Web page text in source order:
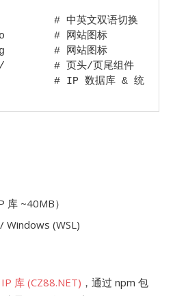
# 中英文双语切换
# 网站图标
# 网站图标
# 页头/页尾组件
# IP 数据库 & 统
库 ~40MB）
Windows (WSL)
库 (CZ88.NET) ，通过 npm 包